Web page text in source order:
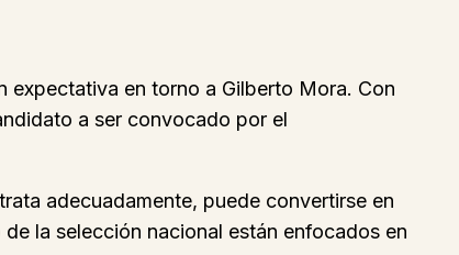
expectativa en torno a Gilberto Mora. Con
a ser convocado por el
adecuadamente, puede convertirse en
la selección nacional están enfocados en